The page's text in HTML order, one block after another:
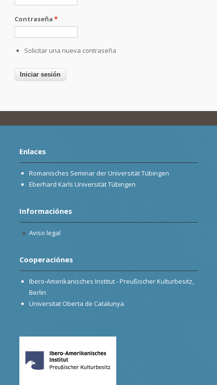
Contraseña *
Solicitar una nueva contraseña
Enlaces
Romanisches Seminar der Universität Tübingen
Eberhard Karls Universität Tübingen
Informaciónes
Aviso legal
Cooperaciónes
Ibero-Amerikanisches Institut - Preußischer Kulturbesitz,
Berlin
Universitat Oberta de Catalunya